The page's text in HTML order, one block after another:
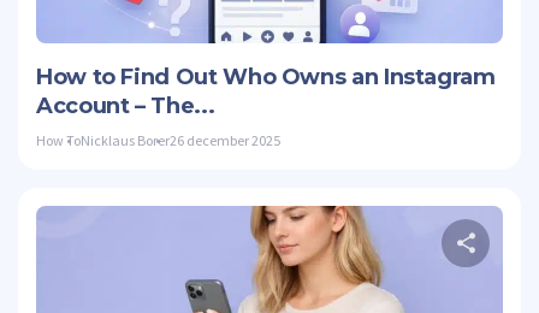
How to Find Out Who Owns an Instagram
Account – The...
How ToNicklaus Borer26 december 2025